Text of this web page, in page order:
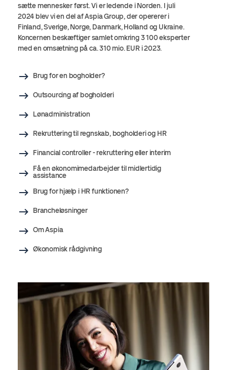
sætte mennesker først. Vi er ledende i Norden. I juli
2024 blev vi en del afAspiaGroup, der opererer i
Finland, Sverige, Norge, Danmark, Holland og Ukraine.
Koncernen beskæftiger samlet omkring 3 100 eksperter
med en omsætning på ca. 310 mio. EUR i 2023.
Brug for en bogholder?
Outsourcing af bogholderi
Lønadministration
Rekruttering til regnskab, bogholderi og HR
Financial controller - rekruttering eller interim
Få en økonomimedarbejder til midlertidig
assistance
Brug for hjælp i HR funktionen?
Brancheløsninger
Om Aspia
Økonomisk rådgivning